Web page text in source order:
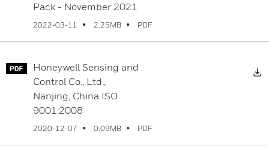
Pack - November 2021
2022-03-11 2.25MB PDF
Honeywell Sensing and
Control Co., Ltd.,
Nanjing, China ISO
9001:2008
2020-12-07 0.09MB PDF